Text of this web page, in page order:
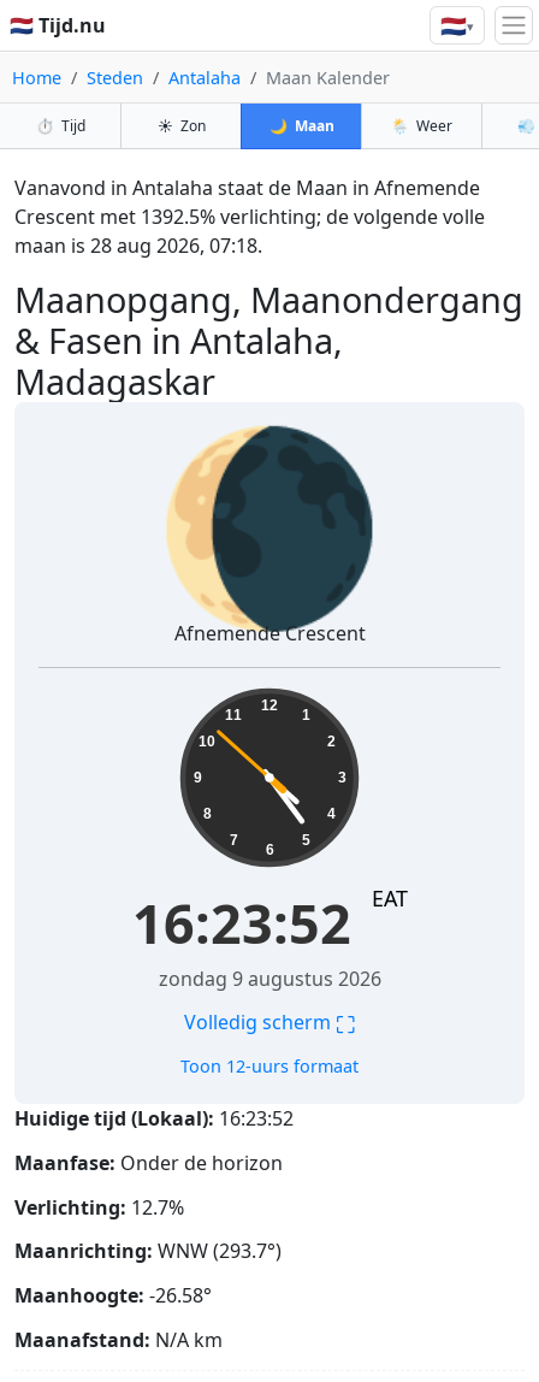
🇳🇱 Tijd.nu 🇳🇱▾
Home Steden Antalaha Maan Kalender
⏱️ Tijd ☀️ Zon 🌙 Maan 🌦️ Weer 💨
Maanopgang, Maanondergang
& Fasen in Antalaha,
Madagaskar
Vanavond in Antalaha staat de Maan in Afnemende
Crescent met 1392.5% verlichting; de volgende volle
maan is 28 aug 2026, 07:18.
🌘
Afnemende Crescent
12
1
2
3
4
5
6
7
8
9
10
11
16:23:53 EAT
zondag 9 augustus 2026
Volledig scherm ⛶
Toon 12-uurs formaat
Huidige tijd (Lokaal): 16:23:53
Maanfase: Onder de horizon
Verlichting: 12.7%
Maanrichting: WNW (293.7°)
Maanhoogte: -26.58°
Maanafstand: N/A km